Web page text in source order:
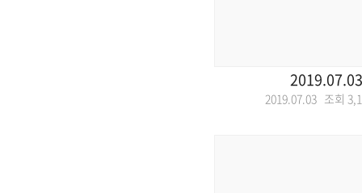
2019.07.03 조회